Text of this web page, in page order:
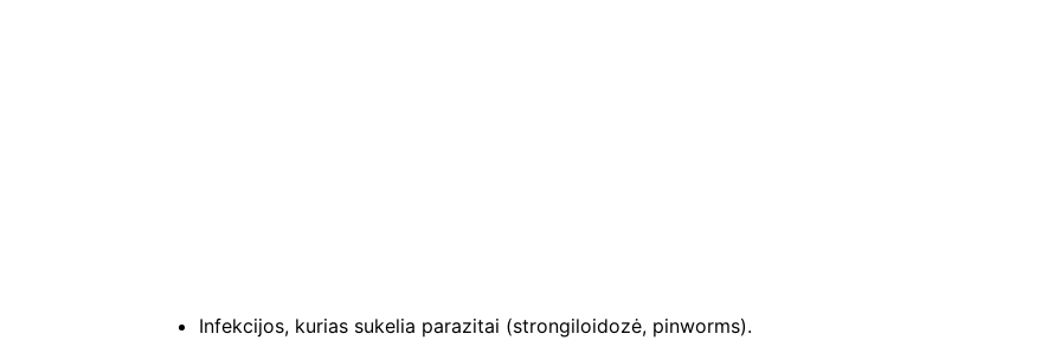
Infekcijos, kurias sukelia parazitai (strongiloidozė, pinworms).